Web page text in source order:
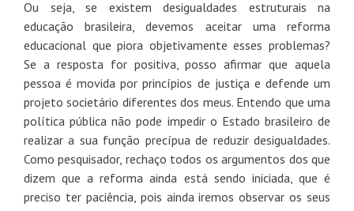
Ou seja, se existem desigualdades estruturais na
educação brasileira, devemos aceitar uma reforma
educacional que piora objetivamente esses problemas?
Se a resposta for positiva, posso afirmar que aquela
pessoa é movida por princípios de justiça e defende um
projeto societário diferentes dos meus. Entendo que uma
política pública não pode impedir o Estado brasileiro de
realizar a sua função precípua de reduzir desigualdades.
Como pesquisador, rechaço todos os argumentos dos que
dizem que a reforma ainda está sendo iniciada, que é
preciso ter paciência, pois ainda iremos observar os seus